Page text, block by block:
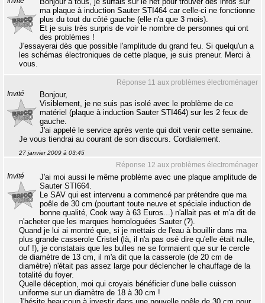
ma plaque à induction Sauter STI464 car celle-ci ne fonctionne
plus du tout du côté gauche (elle n'a que 3 mois).
Et je suis très surpris de voir le nombre de personnes qui ont
des problèmes !
J'essayerai dès que possible l'amplitude du grand feu. Si quelqu'un a
les schémas électroniques de cette plaque, je suis preneur. Merci à
vous.
Réponse 11 aux problèmes électroménager
Invité
Bonjour,
Visiblement, je ne suis pas isolé avec le problème de ce
matériel (plaque à induction Sauter STI464) sur les 2 feux de
gauche.
J'ai appelé le service après vente qui doit venir cette semaine.
Je vous tiendrai au courant de son discours. Cordialement.
27 janvier 2009 à 03:45
Réponse 12 aux problèmes électroménager
Invité
J'ai moi aussi le même problème avec une plaque amplitude de
Sauter STI664.
Le SAV qui est intervenu a commencé par prétendre que ma
poêle de 30 cm (pourtant toute neuve et spéciale induction de
bonne qualité, Cook way à 63 Euros...) n'allait pas et m'a dit de
n'acheter que les marques homologuées Sauter (?).
Quand je lui ai montré que, si je mettais de l'eau à bouillir dans ma
plus grande casserole Cristel (là, il n'a pas osé dire qu'elle était nulle,
ouf !), je constatais que les bulles ne se formaient que sur le cercle
de diamètre de 13 cm, il m'a dit que la casserole (de 20 cm de
diamètre) n'était pas assez large pour déclencher le chauffage de la
totalité du foyer.
Quelle déception, moi qui croyais bénéficier d'une belle cuisson
uniforme sur un diamètre de 18 à 30 cm !